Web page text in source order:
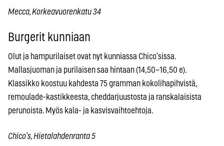
Mecca, Korkeavuorenkatu 34
Burgerit kunniaan
Olut ja hampurilaiset ovat nyt kunniassa Chico’sissa.
Mallasjuoman ja purilaisen saa hintaan (14,50–16,50 e).
Klassikko koostuu kahdesta 75 gramman kokolihapihvistä,
remoulade-kastikkeesta, cheddarjuustosta ja ranskalaisista
perunoista. Myös kala- ja kasvisvaihtoehtoja.
Chico’s, Hietalahdenranta 5